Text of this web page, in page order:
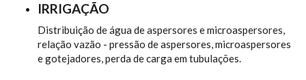
IRRIGAÇÃO
Distribuição de água de aspersores e microaspersores,
relação vazão - pressão de aspersores, microaspersores
e gotejadores, perda de carga em tubulações.